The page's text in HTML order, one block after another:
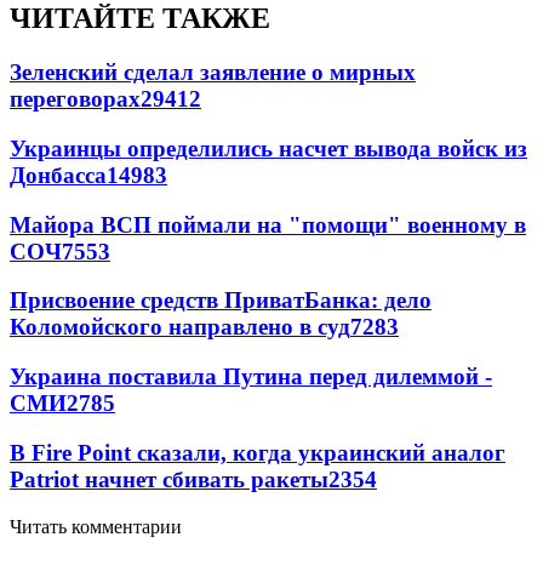
ЧИТАЙТЕ ТАКЖЕ
Зеленский сделал заявление о мирных
переговорах29412
Украинцы определились насчет вывода войск из
Донбасса14983
Майора ВСП поймали на "помощи" военному в
СОЧ7553
Присвоение средств ПриватБанка: дело
Коломойского направлено в суд7283
Украина поставила Путина перед дилеммой -
СМИ2785
В Fire Point сказали, когда украинский аналог
Patriot начнет сбивать ракеты2354
Читать комментарии